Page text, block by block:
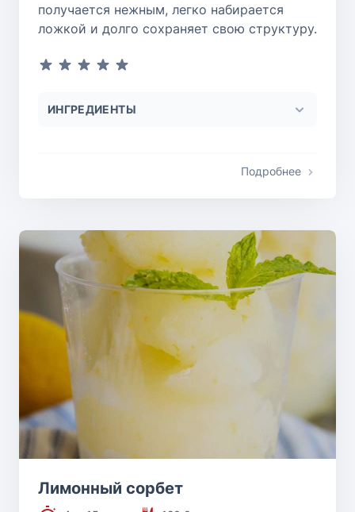
получается нежным, легко набирается
ложкой и долго сохраняет свою структуру.
ИНГРЕДИЕНТЫ
Подробнее
Лимонный сорбет